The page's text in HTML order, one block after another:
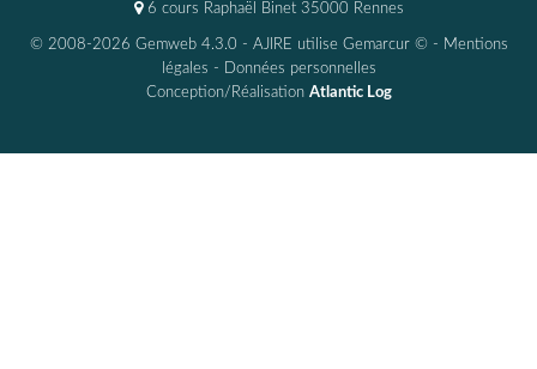
6 cours Raphaël Binet 35000 Rennes
© 2008-2026 Gemweb 4.3.0 - AJIRE utilise Gemarcur © - Mentions
légales - Données personnelles
Conception/Réalisation Atlantic Log